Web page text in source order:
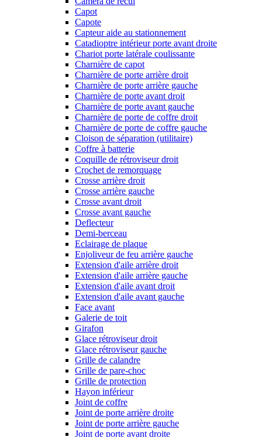
Capot
Capote
Capteur aide au stationnement
Catadioptre intérieur porte avant droite
Chariot porte latérale coulissante
Charnière de capot
Charnière de porte arrière droit
Charnière de porte arrière gauche
Charnière de porte avant droit
Charnière de porte avant gauche
Charnière de porte de coffre droit
Charnière de porte de coffre gauche
Cloison de séparation (utilitaire)
Coffre à batterie
Coquille de rétroviseur droit
Crochet de remorquage
Crosse arrière droit
Crosse arrière gauche
Crosse avant droit
Crosse avant gauche
Deflecteur
Demi-berceau
Eclairage de plaque
Enjoliveur de feu arrière gauche
Extension d'aile arrière droit
Extension d'aile arrière gauche
Extension d'aile avant droit
Extension d'aile avant gauche
Face avant
Galerie de toit
Girafon
Glace rétroviseur droit
Glace rétroviseur gauche
Grille de calandre
Grille de pare-choc
Grille de protection
Hayon inférieur
Joint de coffre
Joint de porte arrière droite
Joint de porte arrière gauche
Joint de porte avant droite